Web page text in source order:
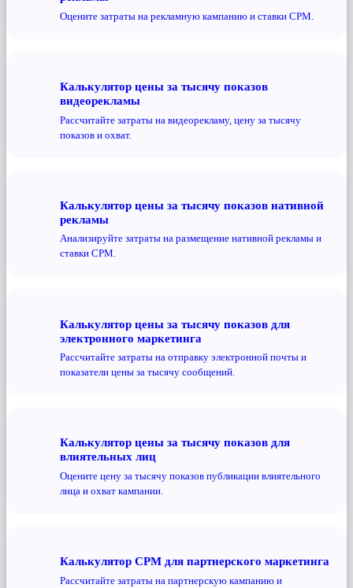
Оцените затраты на рекламную кампанию и ставки CPM.
Калькулятор цены за тысячу показов
видеорекламы
Рассчитайте затраты на видеорекламу, цену за тысячу
показов и охват.
Калькулятор цены за тысячу показов нативной
рекламы
Анализируйте затраты на размещение нативной рекламы и
ставки CPM.
Калькулятор цены за тысячу показов для
электронного маркетинга
Рассчитайте затраты на отправку электронной почты и
показатели цены за тысячу сообщений.
Калькулятор цены за тысячу показов для
влиятельных лиц
Оцените цену за тысячу показов публикации влиятельного
лица и охват кампании.
Калькулятор CPM для партнерского маркетинга
Рассчитайте затраты на партнерскую кампанию и